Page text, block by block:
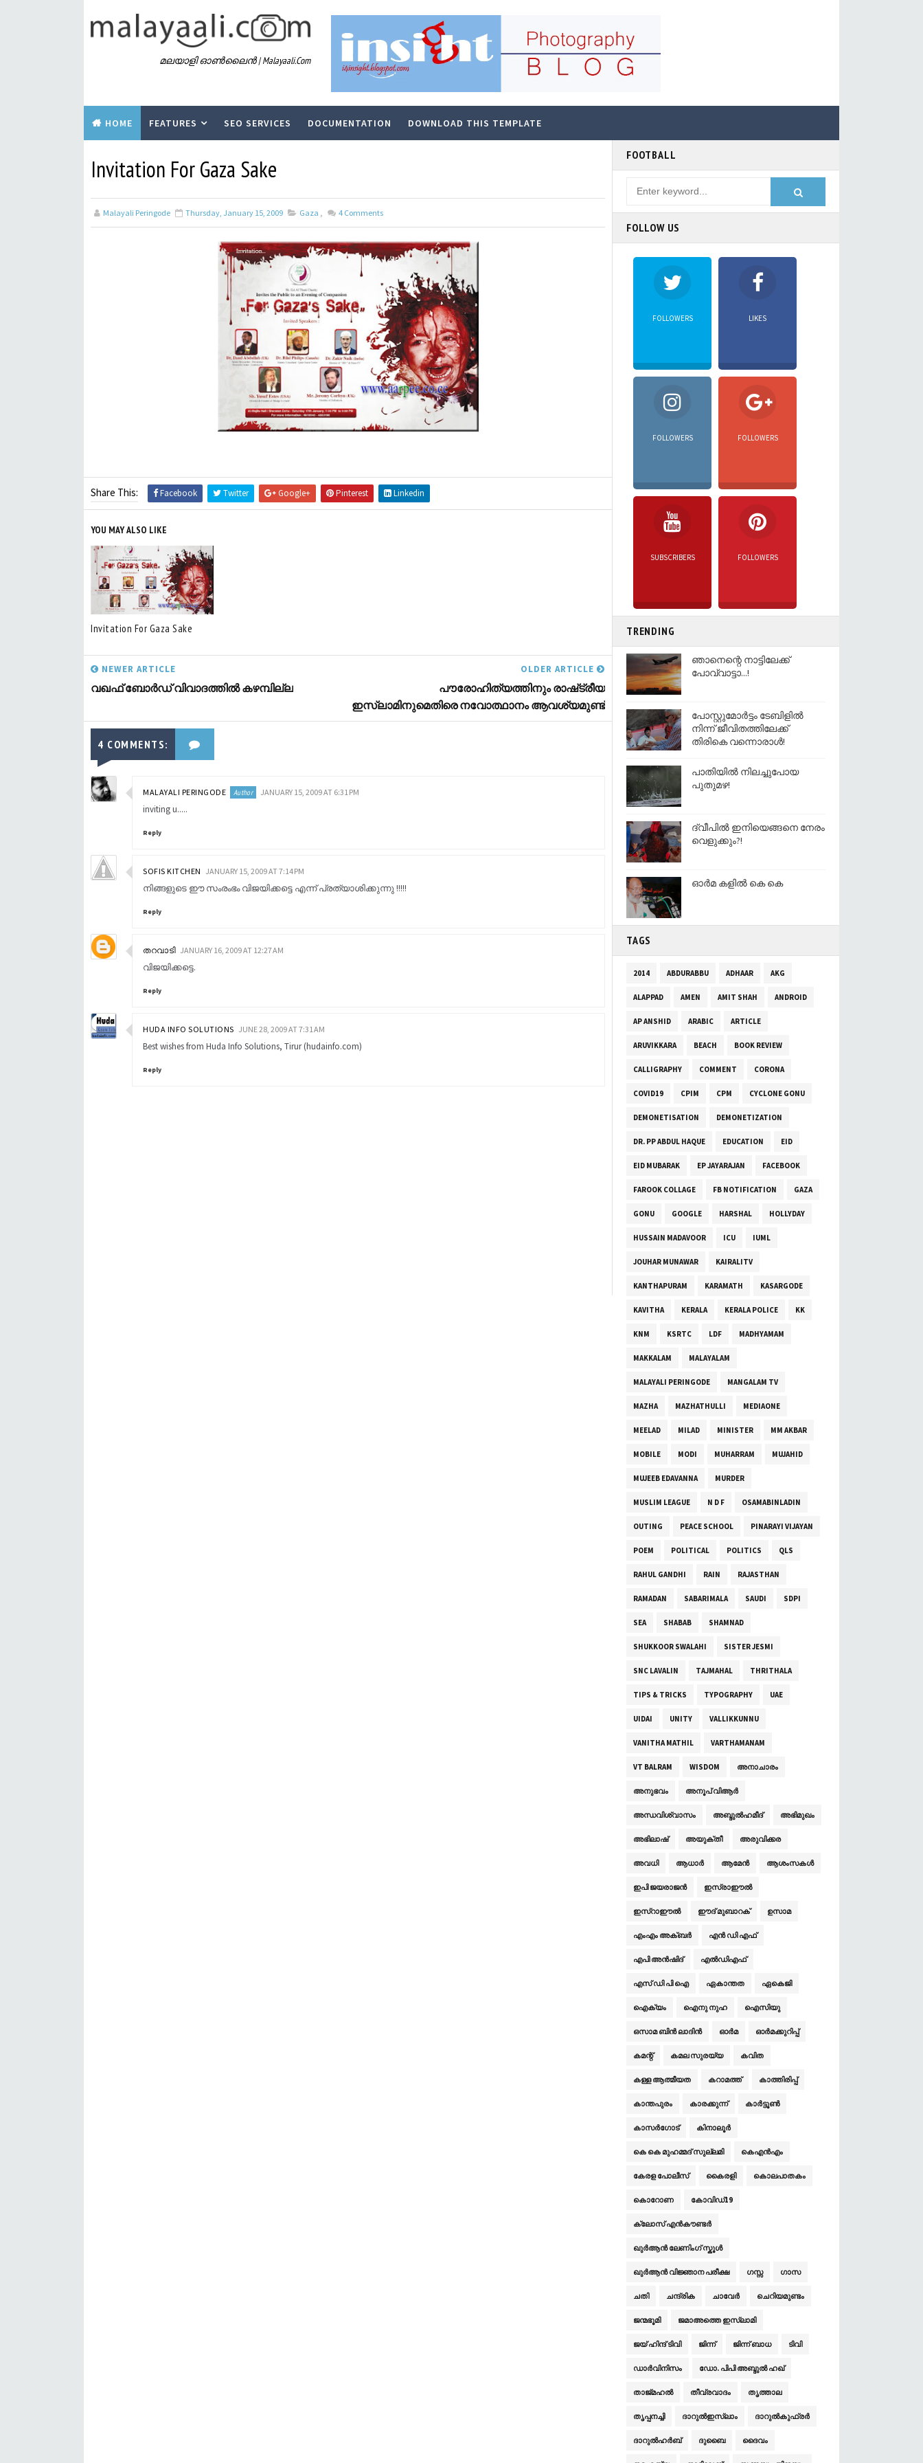
മലയാളി ഓൺലൈൻ | Malayaali.com
HOME FEATURES SEO SERVICES DOCUMENTATION DOWNLOAD THIS TEMPLATE
Invitation For Gaza Sake
Malayali Peringode Thursday, January 15, 2009 Gaza , 4 Comments
Share This: Facebook Twitter Google+ Pinterest Linkedin
YOU MAY ALSO LIKE
Invitation For Gaza Sake
NEWER ARTICLE
വഖഫ് ബോര്‍ഡ് വിവാദത്തില്‍ കഴമ്പില്ല
OLDER ARTICLE
പൗരോഹിത്യത്തിനും രാഷ്‌ട്രീയ
ഇസ്‌ലാമിനുമെതിരെ നവോത്ഥാനം ആവശ്യമുണ്ട്‌
4 COMMENTS:
MALAYALI PERINGODE JANUARY 15, 2009 AT 6:31 PM
inviting u.....
Reply
SOFIS KITCHEN JANUARY 15, 2009 AT 7:14 PM
നിങ്ങളുടെ ഈ സംരംഭം വിജയിക്കട്ടെ എന്ന് പ്രത്യാശിക്കുന്നു !!!!!
Reply
തറവാടി JANUARY 16, 2009 AT 12:27 AM
വിജയിക്കട്ടെ.
Reply
HUDA INFO SOLUTIONS JUNE 28, 2009 AT 7:31 AM
Best wishes from Huda Info Solutions, Tirur (hudainfo.com)
Reply
FOOTBALL
FOLLOW US
FOLLOWERS LIKES
FOLLOWERS FOLLOWERS
SUBSCRIBERS FOLLOWERS
TRENDING
ഞാനെന്റെ നാട്ടിലേക്ക്
പോവ്വാട്ടാ...!
പോസ്റ്റുമോർട്ടം ടേബിളിൽ
നിന്ന് ജീവിതത്തിലേക്ക്
തിരികെ വന്നൊരാൾ!
പാതിയില്‍ നിലച്ചുപോയ
പുതുമഴ!
ദ്വീപിൽ ഇനിയെങ്ങനെ നേരം
വെളുക്കും?!
ഓര്‍മ കളിൽ കെ കെ
TAGS
2014 ABDURABBU ADHAAR AKG
ALAPPAD AMEN AMIT SHAH ANDROID
AP ANSHID ARABIC ARTICLE
ARUVIKKARA BEACH BOOK REVIEW
CALLIGRAPHY COMMENT CORONA
COVID19 CPIM CPM CYCLONE GONU
DEMONETISATION DEMONETIZATION
DR. PP ABDUL HAQUE EDUCATION EID
EID MUBARAK EP JAYARAJAN FACEBOOK
FAROOK COLLAGE FB NOTIFICATION GAZA
GONU GOOGLE HARSHAL HOLLYDAY
HUSSAIN MADAVOOR ICU IUML
JOUHAR MUNAWAR KAIRALITV
KANTHAPURAM KARAMATH KASARGODE
KAVITHA KERALA KERALA POLICE KK
KNM KSRTC LDF MADHYAMAM
MAKKALAM MALAYALAM
MALAYALI PERINGODE MANGALAM TV
MAZHA MAZHATHULLI MEDIAONE
MEELAD MILAD MINISTER MM AKBAR
MOBILE MODI MUHARRAM MUJAHID
MUJEEB EDAVANNA MURDER
MUSLIM LEAGUE N D F OSAMABINLADIN
OUTING PEACE SCHOOL PINARAYI VIJAYAN
POEM POLITICAL POLITICS QLS
RAHUL GANDHI RAIN RAJASTHAN
RAMADAN SABARIMALA SAUDI SDPI
SEA SHABAB SHAMNAD
SHUKKOOR SWALAHI SISTER JESMI
SNC LAVALIN TAJMAHAL THRITHALA
TIPS & TRICKS TYPOGRAPHY UAE
UIDAI UNITY VALLIKKUNNU
VANITHA MATHIL VARTHAMANAM
VT BALRAM WISDOM അനാചാരം
അനുഭവം അനൂപ് വിആർ
അന്ധവിശ്വാസം അബ്ദുല്‍ഹമീദ് അഭിമുഖം
അഭിലാഷ് അയുക്തീ അരുവിക്കര
അവധി ആധാർ ആമേന്‍ ആശംസകള്‍
ഇപി ജയരാജൻ ഇസ്രാഈല്‍
ഇസ്‌റാഈല്‍ ഈദ് മുബാറക് ഉസാമ
എം‌എം അക്ബർ എൻ ഡി എഫ്
എപി അൻഷിദ് എൽഡി‌എഫ്
എസ് ഡി പി ഐ ഏകാന്തത ഏകെജി
ഐക്യം ഐനു നുഹ ഐസിയു
ഒസാമ ബിൻ ലാദിൻ ഓര്‍മ ഓര്‍മക്കുറിപ്പ്
കമന്റ് കമല സുരയ്യ കവിത
കള്ള ആത്മീയത കറാമത്ത് കാത്തിരിപ്പ്
കാന്തപുരം കാരക്കുന്ന് കാര്‍ട്ടൂണ്‍
കാസർഗോട് കിനാലൂര്‍
കെ കെ മുഹമ്മദ് സുല്ലമി കെ‌എൻഎം
കേരള പോലീസ് കൈരളി കൊലപാതകം
കൊറോണ കോവിഡ്19
ക്ലോസ് എൻകൗണ്ടർ
ഖുര്‍‌ആന്‍ ലേണിംഗ് സ്കൂ‍ള്‍
ഖുര്‍‌ആന്‍ വിജ്ഞാന പരീക്ഷ ഗസ്സ ഗാസ
ചതി ചന്ദ്രിക ചാവേര്‍ ചെറിയമുണ്ടം
ജന്മഭൂമി ജമാ‌അത്തെ ഇസ്‌ലാമി
ജയ് ഹിന്ദ് ടിവി ജിന്ന് ജിന്ന് ബാധ ടിവി
ഡാര്‍വിനിസം ഡോ. പിപി അബ്ദുൽ ഹഖ്
താജ്മഹൽ തീവ്രവാദം തൃത്താല
തൃപ്പനച്ചി ദാറുല്‍ഇസ്‌ലാം ദാറുല്‍കുഫ്രര്‍
ദാറുല്‍ഹര്‍ബ്‌ ദുബൈ ദൈവം